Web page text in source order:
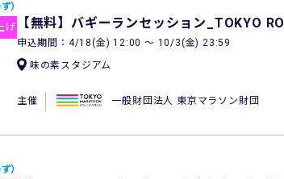
）
げ 【無料】バギーランセッション_TOKYO
申込期間：4/18(金) 12:00 〜 10/3(金) 23:59
味の素スタジアム
主催 一般財団法人 東京マラソン財団
）